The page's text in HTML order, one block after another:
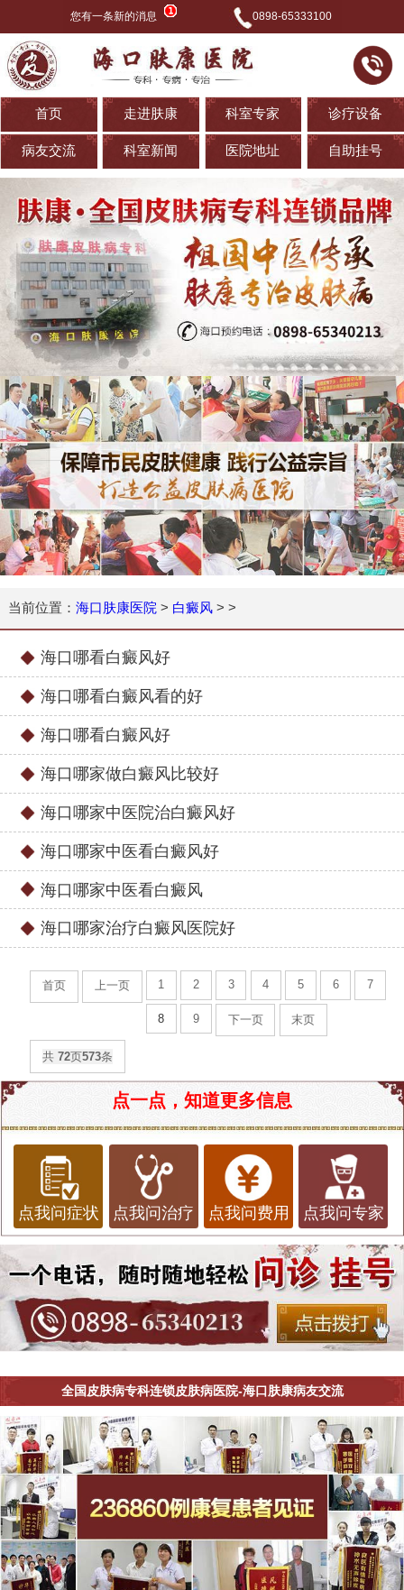
您有一条新的消息 0898-65333100
首页 走进肤康 科室专家 诊疗设备
病友交流 科室新闻 医院地址 自助挂号
当前位置： 海口肤康医院 > 白癜风> >
海口哪看白癜风好
海口哪看白癜风看的好
海口哪看白癜风好
海口哪家做白癜风比较好
海口哪家中医院治白癜风好
海口哪家中医看白癜风好
海口哪家中医看白癜风
海口哪家治疗白癜风医院好
首页 上一页 1 2 3 4 5 6 7
8 9 下一页 末页
共72页573条
点一点，知道更多信息
点我问症状 点我问治疗 点我问费用 点我问专家
全国皮肤病专科连锁皮肤病医院-海口肤康病友交流